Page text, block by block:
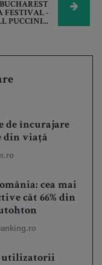
BUCHAREST
FESTIVAL -
PUCCINI...
de încurajare
din viață
cea mai
cât 66% din
utilizatorii